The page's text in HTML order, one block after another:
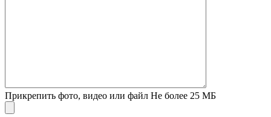
Прикрепить фото, видео или файл Не более 25 МБ